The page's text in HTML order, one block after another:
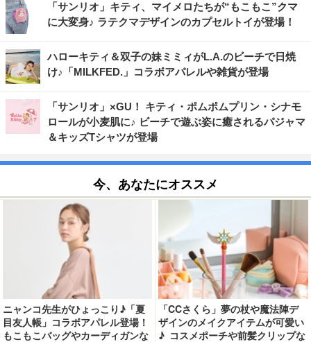
「サンリオ」キティ、マイメロたちが“もこもこ”クマ
に大変身♪ ラテクマデザインのカプセルトイが登場！
ハローキティ＆双子の妹ミミィがL.A.のビーチで日焼
け♪「MILKFED.」コラボアパレルや雑貨が登場
「サンリオ」×GU！ キティ・ポムポムプリン・シナモ
ロールが小麦肌に♪ ビーチで遊ぶ姿に癒されるパジャマ
＆キッズTシャツが登場
今、あなたにオススメ
ニャンコ先生がひょっこり♪「夏
目友人帳」コラボアパレル登場！
もこもこバッグやカーディガンな
「CCさくら」夢の杖や魔法陣デ
ザインのメイクアイテムが可愛い
♪ コスメポーチや前髪クリップな